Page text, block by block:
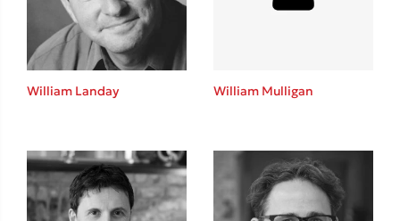
Mel Robbins
Η μέθοδος Αφήστε τους
Δημοφιλείς Συγγραφείς
William Landay William Mulligan